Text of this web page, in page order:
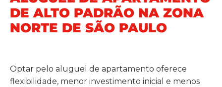
DE ALTO PADRÃO NA ZONA
NORTE DE SÃO PAULO
Optar pelo aluguel de apartamento oferece
flexibilidade, menor investimento inicial e menos